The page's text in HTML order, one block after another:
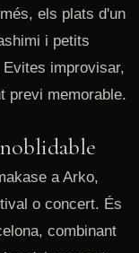
els plats d'un
i petits
improvisar,
previ memorable.
a Arko,
o concert. És
combinant